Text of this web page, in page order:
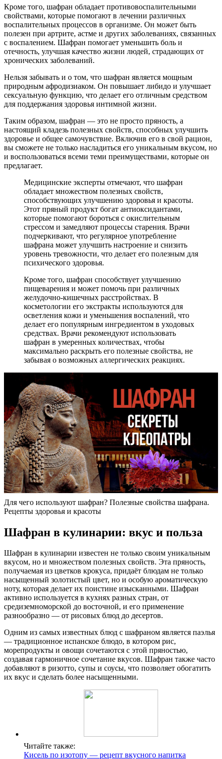
Кроме того, шафран обладает противовоспалительными
свойствами, которые помогают в лечении различных
воспалительных процессов в организме. Он может быть
полезен при артрите, астме и других заболеваниях, связанных
с воспалением. Шафран помогает уменьшить боль и
отечность, улучшая качество жизни людей, страдающих от
хронических заболеваний.
Нельзя забывать и о том, что шафран является мощным
природным афродизиаком. Он повышает либидо и улучшает
сексуальную функцию, что делает его отличным средством
для поддержания здоровья интимной жизни.
Таким образом, шафран — это не просто пряность, а
настоящий кладезь полезных свойств, способных улучшить
здоровье и общее самочувствие. Включив его в свой рацион,
вы сможете не только насладиться его уникальным вкусом, но
и воспользоваться всеми теми преимуществами, которые он
предлагает.
Медицинские эксперты отмечают, что шафран
обладает множеством полезных свойств,
способствующих улучшению здоровья и красоты.
Этот пряный продукт богат антиоксидантами,
которые помогают бороться с окислительным
стрессом и замедляют процессы старения. Врачи
подчеркивают, что регулярное употребление
шафрана может улучшить настроение и снизить
уровень тревожности, что делает его полезным для
психического здоровья.
Кроме того, шафран способствует улучшению
пищеварения и может помочь при различных
желудочно-кишечных расстройствах. В
косметологии его экстракты используются для
осветления кожи и уменьшения воспалений, что
делает его популярным ингредиентом в уходовых
средствах. Врачи рекомендуют использовать
шафран в умеренных количествах, чтобы
максимально раскрыть его полезные свойства, не
забывая о возможных аллергических реакциях.
Для чего используют шафран? Полезные свойства шафрана.
Рецепты здоровья и красоты
Шафран в кулинарии: вкус и польза
Шафран в кулинарии известен не только своим уникальным
вкусом, но и множеством полезных свойств. Эта пряность,
получаемая из цветков крокуса, придаёт блюдам не только
насыщенный золотистый цвет, но и особую ароматическую
ноту, которая делает их поистине изысканными. Шафран
активно используется в кухнях разных стран, от
средиземноморской до восточной, и его применение
разнообразно — от рисовых блюд до десертов.
Одним из самых известных блюд с шафраном является паэлья
— традиционное испанское блюдо, в котором рис,
морепродукты и овощи сочетаются с этой пряностью,
создавая гармоничное сочетание вкусов. Шафран также часто
добавляют в ризотто, супы и соусы, что позволяет обогатить
их вкус и сделать более насыщенными.
Читайте также:
Кисель по изотопу — рецепт вкусного напитка